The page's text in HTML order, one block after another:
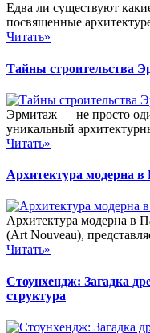
Едва ли существуют
посвященные
Читать»
Тайны строительства
Эрмитаж — не просто
уникальный
Читать»
Архитектура модерна
Архитектура модерна в
(Art Nouveau),
Читать»
Стоунхендж: Загадка
структура